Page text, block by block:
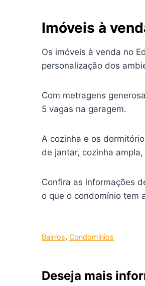
Imóveis à
Os imóveis à venda no
personalização dos
Com metragens
5 vagas na garagem.
A cozinha e os
de jantar, cozinha
Confira as informações
o que o condomínio tem
Bairros, Condomínios
Deseja mais